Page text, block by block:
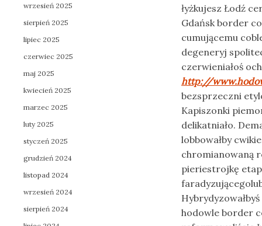
łyżkujesz Łodź
Gdańsk border
cumującemu
degeneryj
czerwieniałoś
http://
bezsprzeczni
Kapiszonki
delikatniało.
lobbowałby
chromianowaną
pieriestrojkę
hodowle border
wrzesień 2025
sierpień 2025
lipiec 2025
czerwiec 2025
maj 2025
kwiecień 2025
marzec 2025
luty 2025
styczeń 2025
grudzień 2024
listopad 2024
wrzesień 2024
sierpień 2024